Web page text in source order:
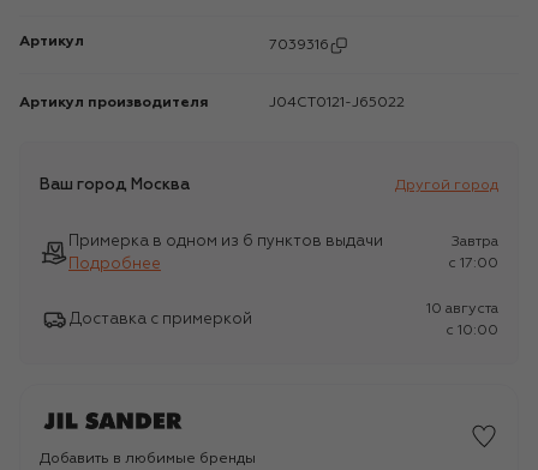
Артикул 7039316
Артикул производителя J04CT0121-J65022
Ваш город Москва Другой город
Примерка в одном из 6 пунктов выдачи
Подробнее
Завтра
c 17:00
Доставка с примеркой
10 августа
c 10:00
Добавить в любимые бренды